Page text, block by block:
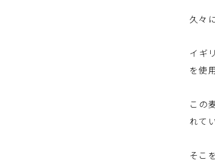
久々
イギ
を使
この
れて
そこ